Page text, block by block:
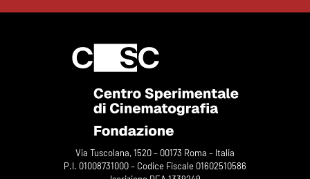
Via Tuscolana, 1520 – 00173 Roma – Italia
P.I. 01008731000 – Codice Fiscale 01602510586